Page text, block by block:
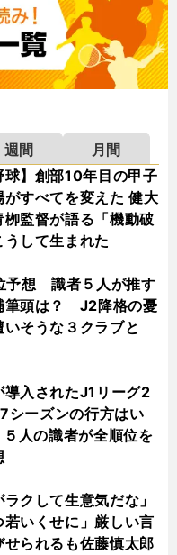
週間
月間
球】創部10年目の甲子
がすべてを変えた 健大
栁監督が語る「機動破
うして生まれた
予想 識者５人が推す
筆頭は？ J2降格の憂
いそうな３クラブと
導入されたJ1リーグ2
ーズンの行方はい
人の識者が全順位を
ラクして生意気だな」
若いくせに」厳しい言
せられるも佐藤慎太郎